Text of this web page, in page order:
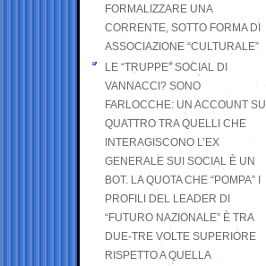
FORMALIZZARE UNA
CORRENTE, SOTTO FORMA DI
ASSOCIAZIONE “CULTURALE”
LE “TRUPPE” SOCIAL DI
VANNACCI? SONO
FARLOCCHE: UN ACCOUNT SU
QUATTRO TRA QUELLI CHE
INTERAGISCONO L’EX
GENERALE SUI SOCIAL È UN
BOT. LA QUOTA CHE “POMPA” I
PROFILI DEL LEADER DI
“FUTURO NAZIONALE” È TRA
DUE-TRE VOLTE SUPERIORE
RISPETTO A QUELLA